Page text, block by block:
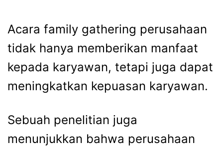
Acara family gathering perusahaan
tidak hanya memberikan manfaat
kepada karyawan, tetapi juga dapat
meningkatkan kepuasan karyawan.
Sebuah penelitian juga
menunjukkan bahwa perusahaan